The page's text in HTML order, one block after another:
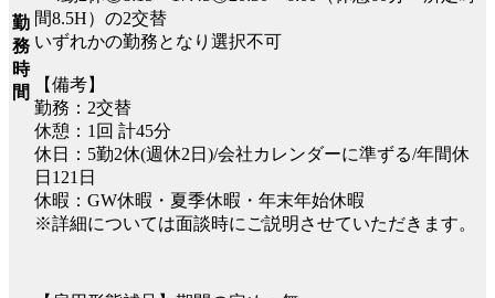
勤
務
時
間
間8.5H）の2交替
いずれかの勤務となり選択不可
【備考】
勤務：2交替
休憩：1回 計45分
休日：5勤2休(週休2日)/会社カレンダーに準ずる/年間休
日121日
休暇：GW休暇・夏季休暇・年末年始休暇
※詳細については面談時にご説明させていただきます。